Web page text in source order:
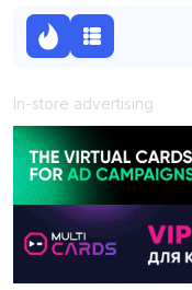
In-store advertising